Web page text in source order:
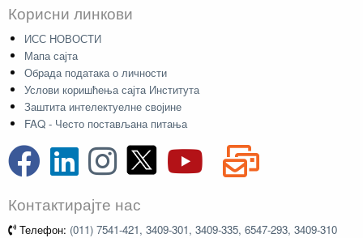
Корисни линкови
ИСС НОВОСТИ
Мапа сајта
Обрада података о личности
Услови коришћења сајта Института
Заштита интелектуелне својине
FAQ - Често постављана питања
Контактирајте нас
Телефон: (011) 7541-421, 3409-301, 3409-335, 6547-293, 3409-310